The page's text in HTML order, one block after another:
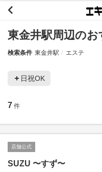
東金井駅周辺の
検索条件 東金井駅 エステ
日祝OK
7 件
店舗公式
SUZU 〜すず〜